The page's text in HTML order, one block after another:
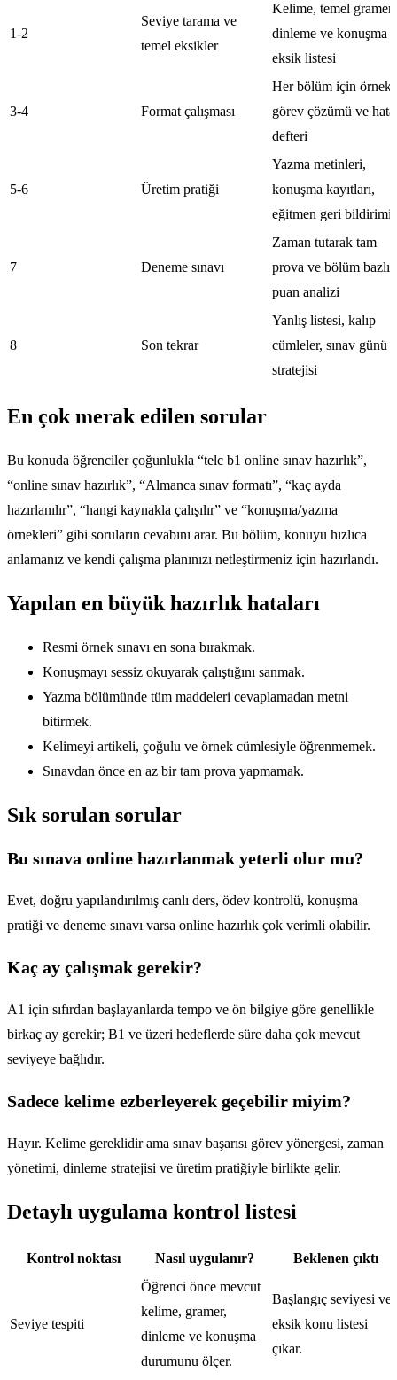
1-2
Seviye tarama ve
temel eksikler
Kelime, temel gramer,
dinleme ve konuşma
eksik listesi
3-4 Format çalışması
Her bölüm için örnek
görev çözümü ve hata
defteri
5-6 Üretim pratiği
Yazma metinleri,
konuşma kayıtları,
eğitmen geri bildirimi
7 Deneme sınavı
Zaman tutarak tam
prova ve bölüm bazlı
puan analizi
8 Son tekrar
Yanlış listesi, kalıp
cümleler, sınav günü
stratejisi
En çok merak edilen sorular
Bu konuda öğrenciler çoğunlukla “telc b1 online sınav hazırlık”,
“online sınav hazırlık”, “Almanca sınav formatı”, “kaç ayda
hazırlanılır”, “hangi kaynakla çalışılır” ve “konuşma/yazma
örnekleri” gibi soruların cevabını arar. Bu bölüm, konuyu hızlıca
anlamanız ve kendi çalışma planınızı netleştirmeniz için hazırlandı.
Yapılan en büyük hazırlık hataları
Resmi örnek sınavı en sona bırakmak.
Konuşmayı sessiz okuyarak çalıştığını sanmak.
Yazma bölümünde tüm maddeleri cevaplamadan metni
bitirmek.
Kelimeyi artikeli, çoğulu ve örnek cümlesiyle öğrenmemek.
Sınavdan önce en az bir tam prova yapmamak.
Sık sorulan sorular
Bu sınava online hazırlanmak yeterli olur mu?
Evet, doğru yapılandırılmış canlı ders, ödev kontrolü, konuşma
pratiği ve deneme sınavı varsa online hazırlık çok verimli olabilir.
Kaç ay çalışmak gerekir?
A1 için sıfırdan başlayanlarda tempo ve ön bilgiye göre genellikle
birkaç ay gerekir; B1 ve üzeri hedeflerde süre daha çok mevcut
seviyeye bağlıdır.
Sadece kelime ezberleyerek geçebilir miyim?
Hayır. Kelime gereklidir ama sınav başarısı görev yönergesi, zaman
yönetimi, dinleme stratejisi ve üretim pratiğiyle birlikte gelir.
Detaylı uygulama kontrol listesi
Kontrol noktası Nasıl uygulanır? Beklenen çıktı
Seviye tespiti
Öğrenci önce mevcut
kelime, gramer,
dinleme ve konuşma
durumunu ölçer.
Başlangıç seviyesi ve
eksik konu listesi
çıkar.